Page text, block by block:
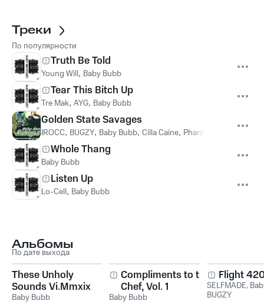
Треки
По популярности
Truth Be Told
Young Will, Baby Bubb
Tear This Bitch Up
Tre Mak, AYG, Baby Bubb
Golden State Savages
IROCC, BUGZY, Baby Bubb, Cilla Caine, Phantom
Whole Thang
Baby Bubb
Listen Up
Lo-Cell, Baby Bubb
Альбомы
По дате выхода
These Unholy
Sounds Vi.Mmxix
Baby Bubb
Compliments to the
Chef, Vol. 1
Baby Bubb
Flight
SELFMADE,
BUGZY